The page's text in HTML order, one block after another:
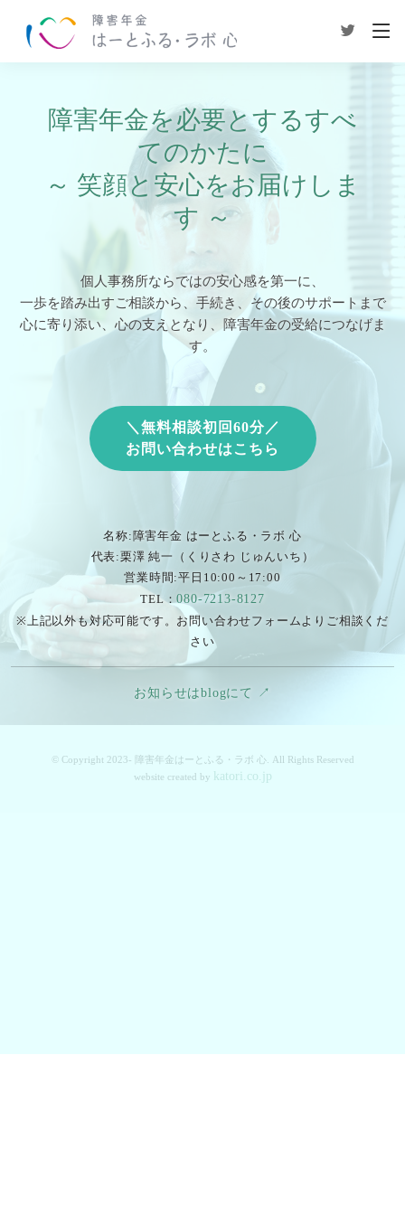
障害年金を必要とするすべ
てのかたに
～ 笑顔と安心をお届けしま
す ～
個人事務所ならではの安心感を第一に、
一歩を踏み出すご相談から、手続き、その後のサポートまで
心に寄り添い、心の支えとなり、障害年金の受給につなげま
す。
＼無料相談初回60分／
お問い合わせはこちら
名称:障害年金 はーとふる・ラボ 心
代表:栗澤 純一（くりさわ じゅんいち）
営業時間:平日10:00～17:00
TEL：080-7213-8127
※上記以外も対応可能です。お問い合わせフォームよりご相談くだ
さい
お知らせはblogにて ↗︎
© Copyright 2023- 障害年金はーとふる・ラボ 心. All Rights Reserved
website created by katori.co.jp